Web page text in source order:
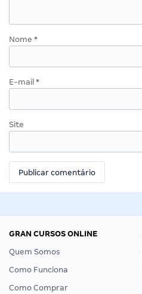
Nome *
E-mail *
Site
GRAN CURSOS ONLINE
Quem Somos
Como Funciona
Como Comprar